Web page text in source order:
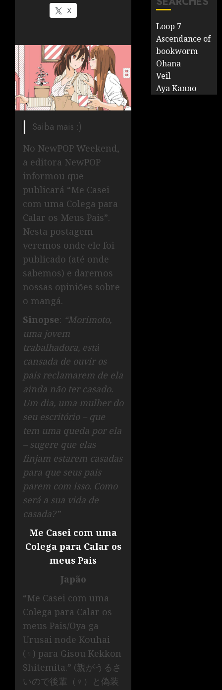
X
Saiba mais :)
No NewPOP Weekend,
a editora NewPOP
informou que
publicará “Me Casei
com uma Colega para
Calar os Meus Pais”.
Nesta postagem
veremos onde ele foi
publicado (até onde
sabemos) e daremos
nossas opiniões sobre
o mangá.
Sinopse: “Morimoto,
uma jovem
trabalhadora, está
cansada de ouvir os
pais reclamarem de ela
ainda não ter casado.
Um dia, uma mulher do
seu escritório – que
tem uma queda por ela
– sugere que elas
finjam estarem casadas
para que seus pais
parem com isso. Como
será a sua vida de
casada?”
Me Casei com uma
Colega para Calar os
meus Pais
Japão
“Me Casei com uma
Colega para Calar os
meus Pais/Oya ga
Urusai node Kouhai
(♀) para Gisou Kekkon
Shitemita.” (親がうるさ
いので後輩（♀）と偽装
Loop 7
Ascendance of
bookworm
Ohana
Veil
Aya Kanno